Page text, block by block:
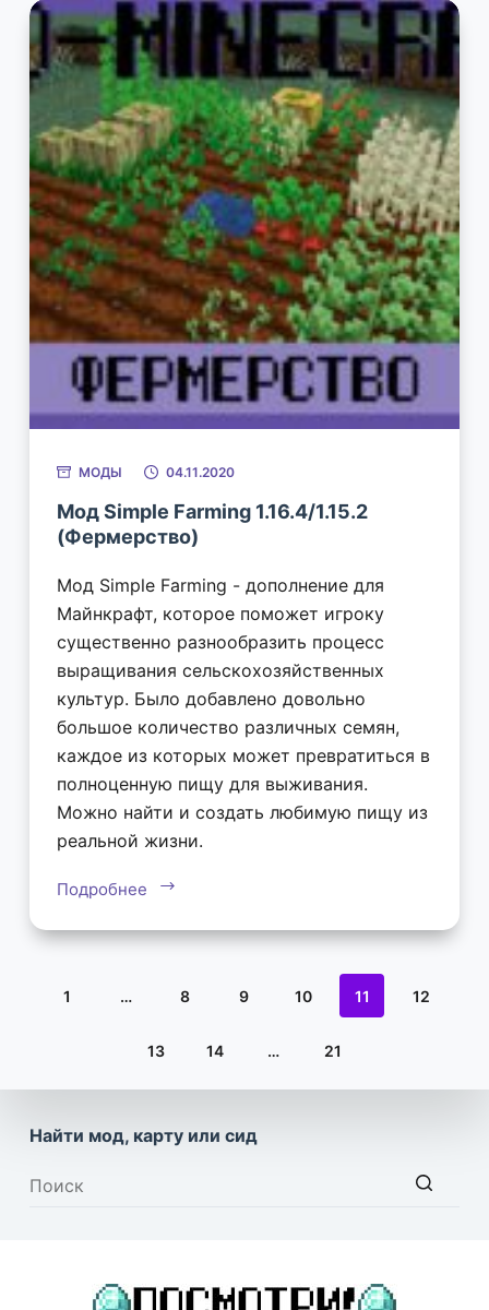
МОДЫ 04.11.2020
Мод Simple Farming 1.16.4/1.15.2
(Фермерство)
Мод Simple Farming - дополнение для
Майнкрафт, которое поможет игроку
существенно разнообразить процесс
выращивания сельскохозяйственных
культур. Было добавлено довольно
большое количество различных семян,
каждое из которых может превратиться в
полноценную пищу для выживания.
Можно найти и создать любимую пищу из
реальной жизни.
Подробнее
1 … 8 9 10 11 12
13 14 … 21
Найти мод, карту или сид